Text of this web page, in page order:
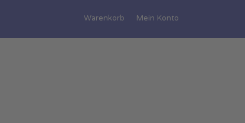
Warenkorb Mein Konto